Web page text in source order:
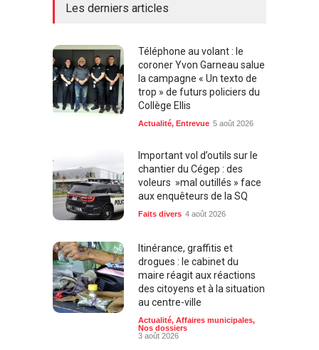
Les derniers articles
Téléphone au volant : le
coroner Yvon Garneau salue
la campagne « Un texto de
trop » de futurs policiers du
Collège Ellis
Actualité, Entrevue 5 août 2026
Important vol d’outils sur le
chantier du Cégep : des
voleurs »mal outillés » face
aux enquêteurs de la SQ
Faits divers 4 août 2026
Itinérance, graffitis et
drogues : le cabinet du
maire réagit aux réactions
des citoyens et à la situation
au centre-ville
Actualité, Affaires municipales,
Nos dossiers
3 août 2026